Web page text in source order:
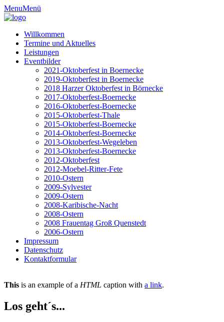
MenuMenü
Willkommen
Termine und Aktuelles
Leistungen
Eventbilder
2021-Oktoberfest in Boernecke
2019-Oktoberfest in Boernecke
2018 Harzer Oktoberfest in Börnecke
2017-Oktoberfest-Boernecke
2016-Oktoberfest-Boernecke
2015-Oktoberfest-Thale
2015-Oktoberfest-Boernecke
2014-Oktoberfest-Boernecke
2013-Oktoberfest-Wegeleben
2013-Oktoberfest-Boernecke
2012-Oktoberfest
2012-Moebel-Ritter-Fete
2010-Ostern
2009-Sylvester
2009-Ostern
2008-Karibische-Nacht
2008-Ostern
2008 Frauentag Groß Quenstedt
2006-Ostern
Impressum
Datenschutz
Kontaktformular
This is an example of a HTML caption with a link.
Los geht´s...